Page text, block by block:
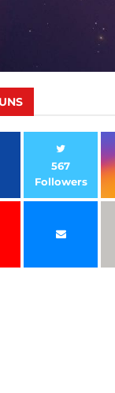
567
Followers